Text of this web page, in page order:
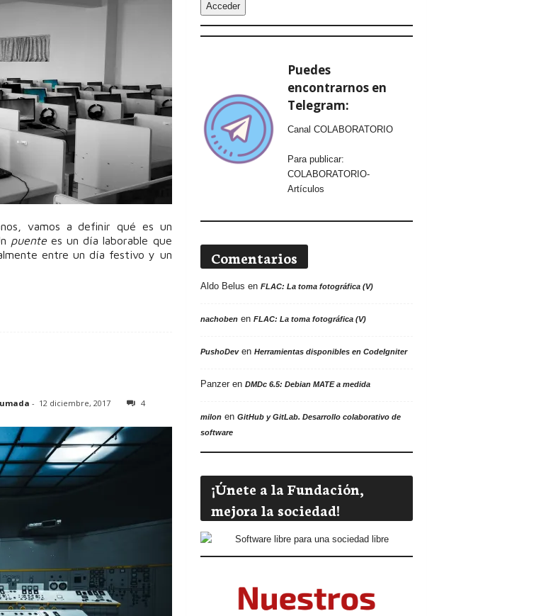
vamos a definir qué es un
puente es un día laborable que
entre un día festivo y un
- 12 diciembre, 2017 4
Acceder
Puedes
encontrarnos en
Telegram:
Canal COLABORATORIO
Para publicar:
COLABORATORIO-
Artículos
Comentarios
Aldo Belus en FLAC: La toma fotográfica (V)
nachobenen FLAC: La toma fotográfica (V)
PushoDeven Herramientas disponibles en CodeIgniter
Panzeren DMDc 6.5: Debian MATE a medida
milonen GitHub y GitLab. Desarrollo colaborativo de
software
¡Únete a la Fundación,
mejora la sociedad!